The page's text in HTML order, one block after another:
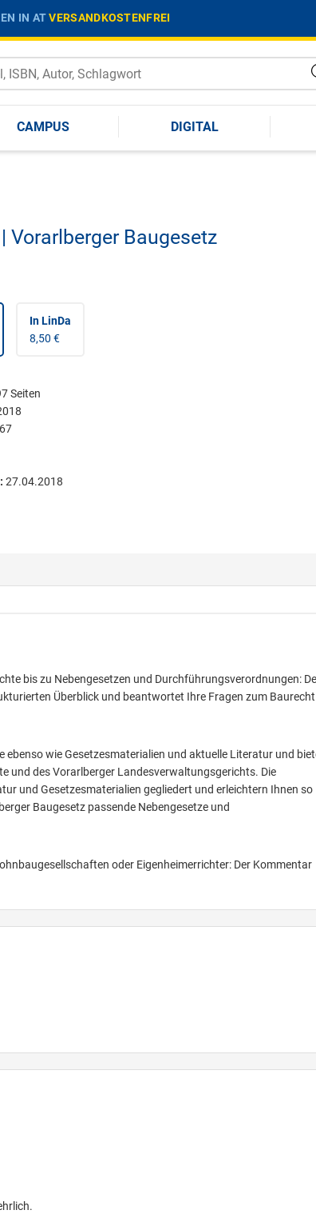
IN ATVERSANDKOSTENFREI
CAMPUS DIGITAL
Vorarlberger Baugesetz
In LinDa
8,50 €
Seiten
27.04.2018
bis zu Nebengesetzen und Durchführungsverordnungen:
Überblick und beantwortet Ihre Fragen zum Baurecht
wie Gesetzesmaterialien und aktuelle Literatur und
und des Vorarlberger Landesverwaltungsgerichts. Die
und Gesetzesmaterialien gegliedert und erleichtern Ihnen so
Baugesetz passende Nebengesetze und
oder Eigenheimerrichter: Der Kommentar